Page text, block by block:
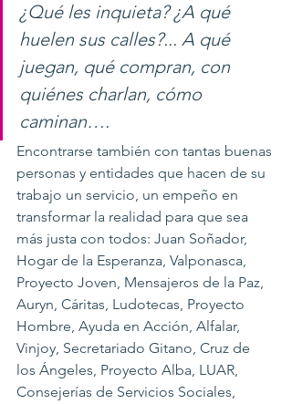
¿Qué les inquieta? ¿A qué
huelen sus calles?... A qué
juegan, qué compran, con
quiénes charlan, cómo
caminan….
Encontrarse también con tantas buenas
personas y entidades que hacen de su
trabajo un servicio, un empeño en
transformar la realidad para que sea
más justa con todos: Juan Soñador,
Hogar de la Esperanza, Valponasca,
Proyecto Joven, Mensajeros de la Paz,
Auryn, Cáritas, Ludotecas, Proyecto
Hombre, Ayuda en Acción, Alfalar,
Vinjoy, Secretariado Gitano, Cruz de
los Ángeles, Proyecto Alba, LUAR,
Consejerías de Servicios Sociales,